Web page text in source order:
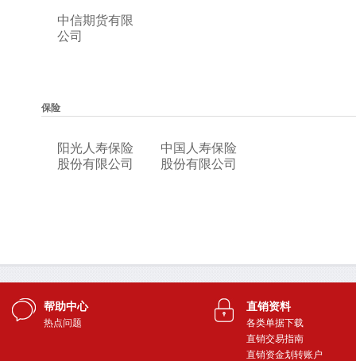
帮助中心
热点问题
直销资料
各类单据下载
直销交易指南
直销资金划转账户